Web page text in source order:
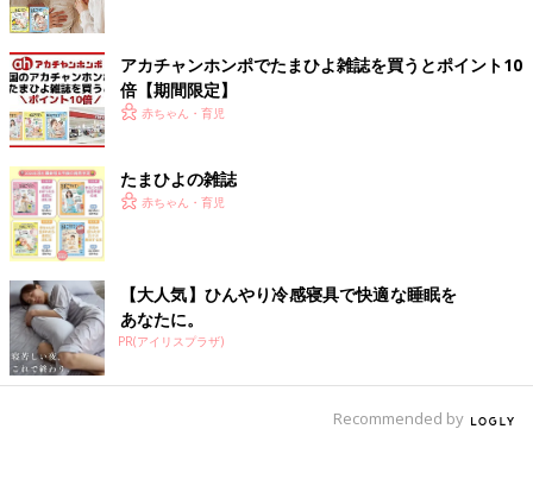
アカチャンホンポでたまひよ雑誌を買うとポイント10
倍【期間限定】
赤ちゃん・育児
たまひよの雑誌
赤ちゃん・育児
【大人気】ひんやり冷感寝具で快適な睡眠を
あなたに。
PR(アイリスプラザ)
Recommended by